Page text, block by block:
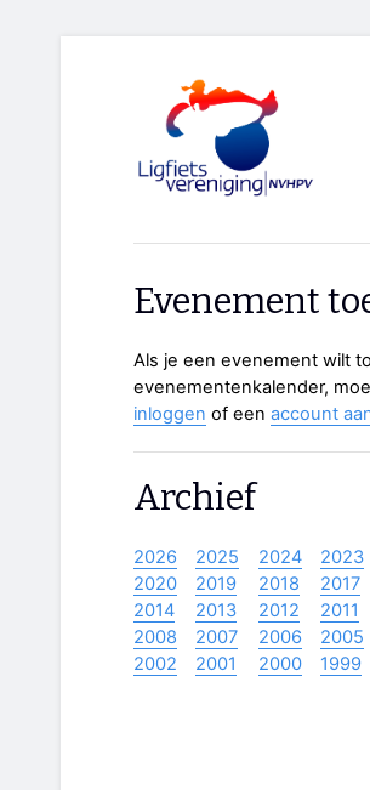
Evenement
Als je een evenement wilt
evenementenkalender,
inloggen of een account
Archief
2026 2025 2024 2023
2020
2019 2018 2017
2014
2013 2012 2011
2008
2007 2006 2005
2002
2001 2000 1999